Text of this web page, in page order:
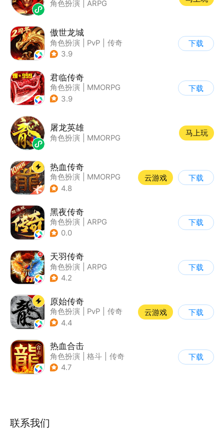
角色扮演 ARPG
傲世龙城
角色扮演 PvP
传奇
| 千人同屏
3.9
下载
君临传奇
角色扮演
MMORPG
| 传奇
3.9
下载
屠龙英雄
角色扮演 MMORPG
马上玩
热血传奇
角色扮演
MMORPG
| 传奇
4.8
云游戏 下载
黑夜传奇
角色扮演
ARPG
| 传奇
0.0
下载
天羽传奇
角色扮演
ARPG
| 传奇
4.2
下载
原始传奇
角色扮演 PvP
传奇
| 自由交易
4.4
云游戏 下载
热血合击
角色扮演 格斗
传奇
| 千人同屏
4.7
下载
联系我们